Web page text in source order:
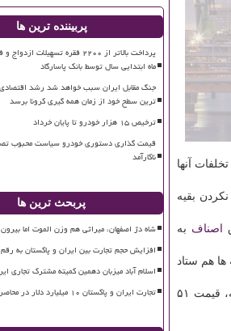
آنها
بقیه
اصناف به
در نظر بگیریم ۱۵ هزار بازرس اتحادیه ها هم ستاد
وی با اشاره به اینكه با استفاده از سامانه رصد قیمت كالا، بهای صد قلم كالا كنترل می شود اظهار داشت: بر مبنای آمار روز گذشته، قیمت ۵۱
پربیننده ترین ها
ماه ابتدایی سال توسط بانک پاسارگاد
جنگ مقابل ایران سبب خواهد شد رشد
ترین سطح خود از زمان همه گیری کرونا برسد
ترخیص ۱۵ هزار خودرو تا پایان خرداد
قیمت گذاری دستوری خودرو سیاست محبوب
ناکارآمد
پربحث ترین ها
شاه دژ اصفهان، میراثی هم وزن الموت اما
افزایش حجم تجارت بین ایران و پاکستان به رقم ۱۰ میلیارد دلار
اسلام آباد میزبان دهمین کمیته مشترک تجاری
تجارت ایران و پاکستان ۱۰ میلیارد دلار در محاصره موانع تجاری